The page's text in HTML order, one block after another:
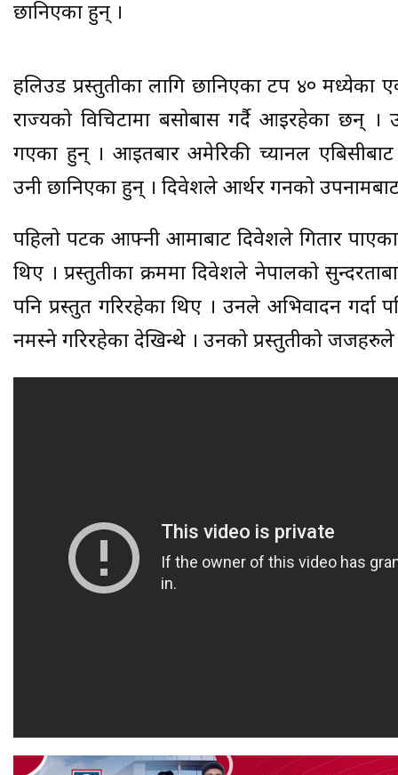
छानिएका हुन् ।
हलिउड प्रस्तुतीका लागि छानिएका टप ४०
राज्यको विचिटामा बसोबास गर्दै आइरहेका छन् ।
गएका हुन् । आइतबार अमेरिकी च्यानल एबिसीबाट
उनी छानिएका हुन् । दिवेशले आर्थर गनको
पहिलो पटक आफ्नी आमाबाट दिवेशले गितार
थिए । प्रस्तुतीका क्रममा दिवेशले नेपालको
पनि प्रस्तुत गरिरहेका थिए । उनले अभिवादन
नमस्ने गरिरहेका देखिन्थे । उनको प्रस्तुतीको